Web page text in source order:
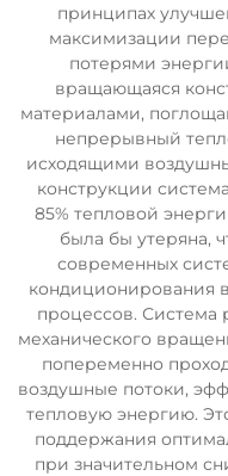
принципах
максимизации
потерями
вращающаяся
материалами,
непрерывный
исходящими
конструкции
85% тепловой
была бы утеряна,
современных
кондиционирования
процессов. Система
механического
попеременно
воздушные потоки,
тепловую энергию.
поддержания
при значительном